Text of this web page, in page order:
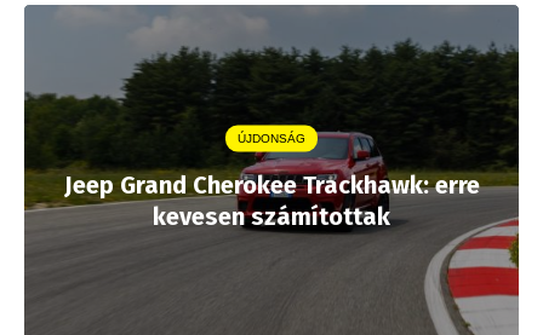
ÚJDONSÁG
Jeep Grand Cherokee Trackhawk: erre
kevesen számítottak